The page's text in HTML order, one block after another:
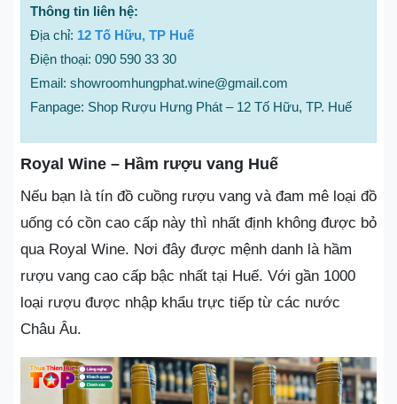
Thông tin liên hệ:
Địa chỉ: 12 Tố Hữu, TP Huế
Điện thoại: 090 590 33 30
Email: showroomhungphat.wine@gmail.com
Fanpage: Shop Rượu Hưng Phát – 12 Tố Hữu, TP. Huế
Royal Wine – Hầm rượu vang Huế
Nếu bạn là tín đồ cuồng rượu vang và đam mê loại đồ
uống có cồn cao cấp này thì nhất định không được bỏ
qua Royal Wine. Nơi đây được mệnh danh là hầm
rượu vang cao cấp bậc nhất tại Huế. Với gần 1000
loại rượu được nhập khẩu trực tiếp từ các nước
Châu Âu.